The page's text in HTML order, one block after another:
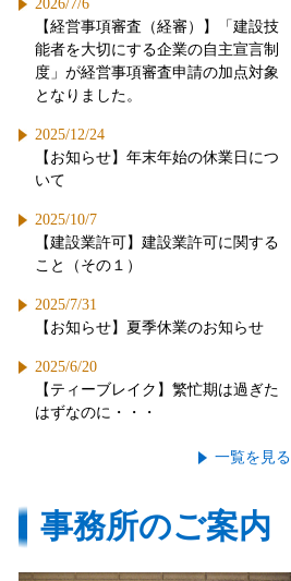
2026/7/6
【経営事項審査（経審）】「建設技
能者を大切にする企業の自主宣言制
度」が経営事項審査申請の加点対象
となりました。
2025/12/24
【お知らせ】年末年始の休業日につ
いて
2025/10/7
【建設業許可】建設業許可に関する
こと（その１）
2025/7/31
【お知らせ】夏季休業のお知らせ
2025/6/20
【ティーブレイク】繁忙期は過ぎた
はずなのに・・・
一覧を見る
事務所のご案内